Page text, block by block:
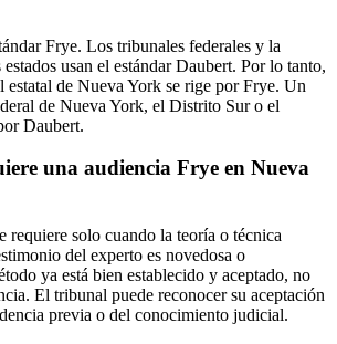
Frye. Los tribunales federales y la
usan el estándar Daubert. Por lo tanto,
estatal de Nueva York se rige por Frye. Un
de Nueva York, el Distrito Sur o el
Daubert.
una audiencia Frye en Nueva
requiere solo cuando la teoría o técnica
del experto es novedosa o
ya está bien establecido y aceptado, no
El tribunal puede reconocer su aceptación
previa o del conocimiento judicial.